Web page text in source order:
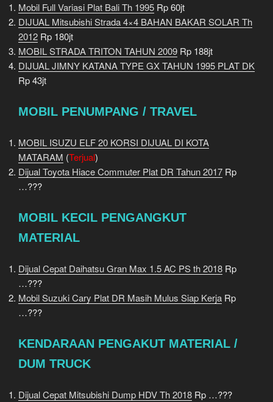
Mobil Full Variasi Plat Bali Th 1995 Rp 60jt
DIJUAL Mitsubishi Strada 4×4 BAHAN BAKAR SOLAR Th
2012 Rp 180jt
MOBIL STRADA TRITON TAHUN 2009 Rp 188jt
DIJUAL JIMNY KATANA TYPE GX TAHUN 1995 PLAT DK
Rp 43jt
MOBIL PENUMPANG / TRAVEL
MOBIL ISUZU ELF 20 KORSI DIJUAL DI KOTA
MATARAM (Terjual)
Dijual Toyota Hiace Commuter Plat DR Tahun 2017 Rp
…???
MOBIL KECIL PENGANGKUT
MATERIAL
Dijual Cepat Daihatsu Gran Max 1.5 AC PS th 2018 Rp
…???
Mobil Suzuki Cary Plat DR Masih Mulus Siap Kerja Rp
…???
KENDARAAN PENGAKUT MATERIAL /
DUM TRUCK
Dijual Cepat Mitsubishi Dump HDV Th 2018 Rp …???